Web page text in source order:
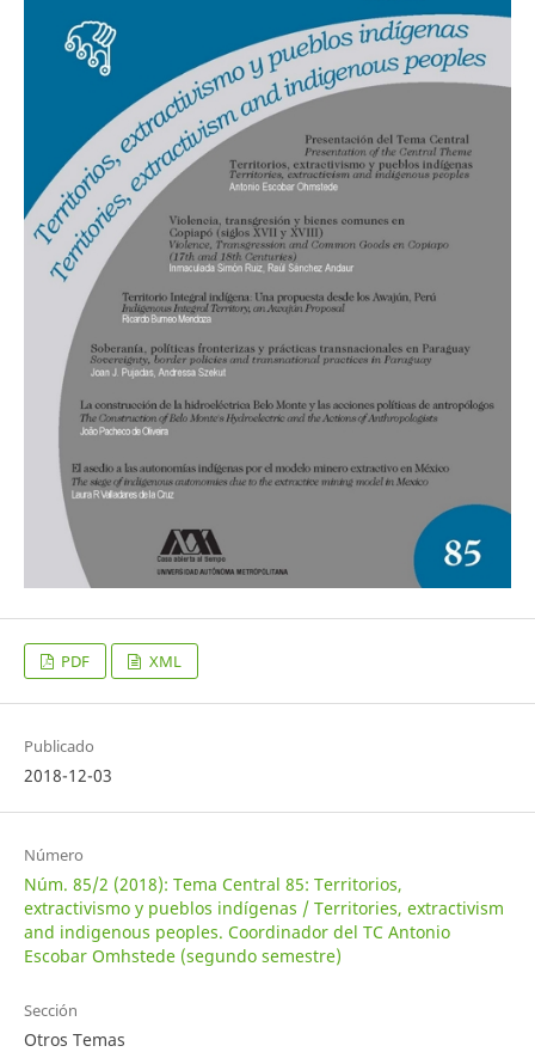
PDF XML
Publicado
2018-12-03
Número
Núm. 85/2 (2018): Tema Central 85: Territorios,
extractivismo y pueblos indígenas / Territories, extractivism
and indigenous peoples. Coordinador del TC Antonio
Escobar Omhstede (segundo semestre)
Sección
Otros Temas